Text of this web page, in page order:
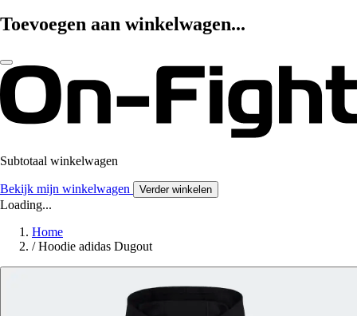
Toevoegen aan winkelwagen...
Subtotaal winkelwagen
Bekijk mijn winkelwagen Verder winkelen
Loading...
Home
/ Hoodie adidas Dugout